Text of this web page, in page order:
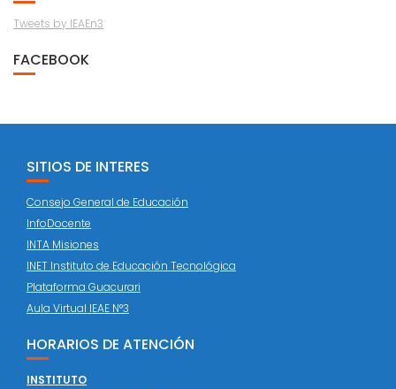
Tweets by IEAEn3
FACEBOOK
SITIOS DE INTERES
Consejo General de Educación
InfoDocente
INTA Misiones
INET Instituto de Educación Tecnológica
Plataforma Guacurari
Aula Virtual IEAE N°3
HORARIOS DE ATENCIÓN
INSTITUTO